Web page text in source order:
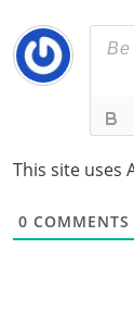
This site uses
0 COMMENTS